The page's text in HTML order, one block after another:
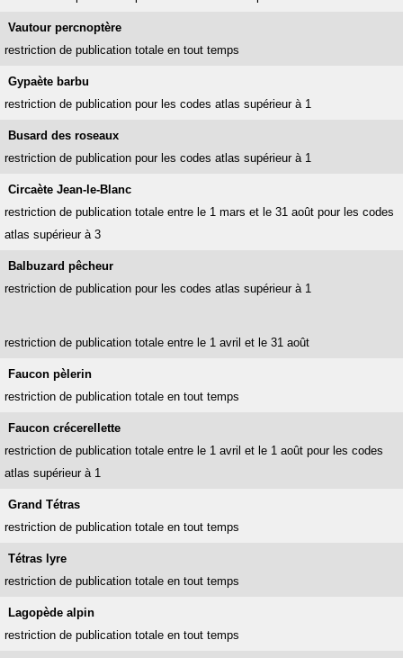
Vautour percnoptère
restriction de publication totale en tout temps
Gypaète barbu
restriction de publication pour les codes atlas supérieur à 1
Busard des roseaux
restriction de publication pour les codes atlas supérieur à 1
Circaète Jean-le-Blanc
restriction de publication totale entre le 1 mars et le 31 août pour les codes
atlas supérieur à 3
Balbuzard pêcheur
restriction de publication pour les codes atlas supérieur à 1
restriction de publication totale entre le 1 avril et le 31 août
Faucon pèlerin
restriction de publication totale en tout temps
Faucon crécerellette
restriction de publication totale entre le 1 avril et le 1 août pour les codes
atlas supérieur à 1
Grand Tétras
restriction de publication totale en tout temps
Tétras lyre
restriction de publication totale en tout temps
Lagopède alpin
restriction de publication totale en tout temps